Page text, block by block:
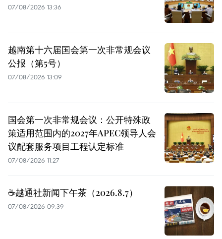
07/08/2026 13:36
越南第十六届国会第一次非常规会议
公报（第5号）
07/08/2026 13:09
国会第一次非常规会议：公开特殊政
策适用范围内的2027年APEC领导人会
议配套服务项目工程认定标准
07/08/2026 11:27
☕️越通社新闻下午茶（2026.8.7）
07/08/2026 09:39